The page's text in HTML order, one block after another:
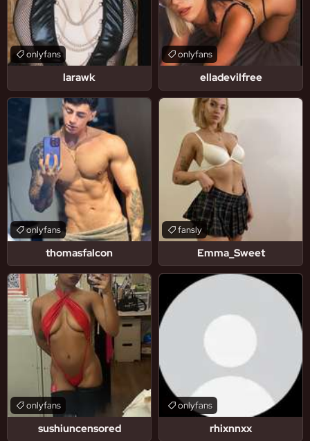
larawk
onlyfans
elladevilfree
onlyfans
thomasfalcon
onlyfans
Emma_Sweet
fansly
sushiuncensored
onlyfans
rhixnnxx
onlyfans